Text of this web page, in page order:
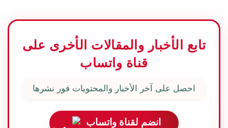
تابع الأخبار والمقالات الأخرى على
قناة واتساب
احصل على آخر الأخبار والمحتويات فور نشرها
انضم لقناة واتساب